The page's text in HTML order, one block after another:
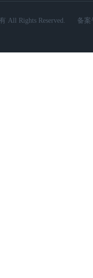
All Rights Reserved. 备案